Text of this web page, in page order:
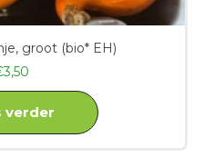
groot (bio* EH)
3,50
verder